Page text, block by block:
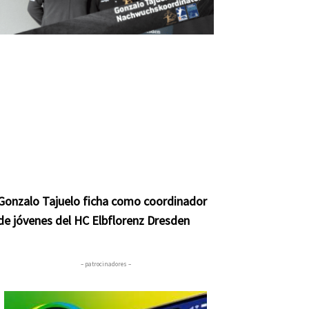
Tajuelo ficha como coordinador
jóvenes del HC Elbflorenz Dresden
– patrocinadores –